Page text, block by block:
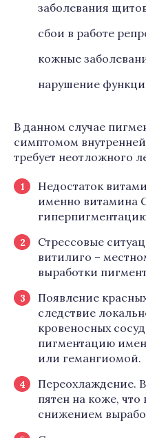
заболевания
сбои в работе
кожные
нарушение
В данном случае
симптомом
требует неотложного
Недостаток
именно витамина
Стрессовые
витилиго –
выработки
Появление
следствие
кровеносных
пигментацию
или гемангиомой.
Переохлаждение.
пятен на коже,
снижением